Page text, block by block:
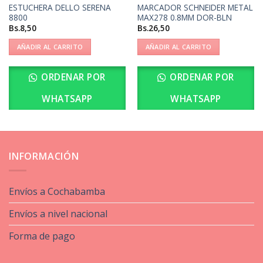
ESTUCHERA DELLO SERENA
8800
Bs.8,50
AÑADIR AL CARRITO
ORDENAR POR
WHATSAPP
MARCADOR SCHNEIDER METAL
MAX278 0.8MM DOR-BLN
Bs.26,50
AÑADIR AL CARRITO
ORDENAR POR
WHATSAPP
INFORMACIÓN
Envíos a Cochabamba
Envíos a nivel nacional
Forma de pago